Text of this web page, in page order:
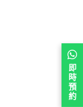
即
時
預
約